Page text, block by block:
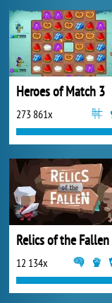
Heroes of Match 3
273 861x
Relics of the Fallen
12 134x